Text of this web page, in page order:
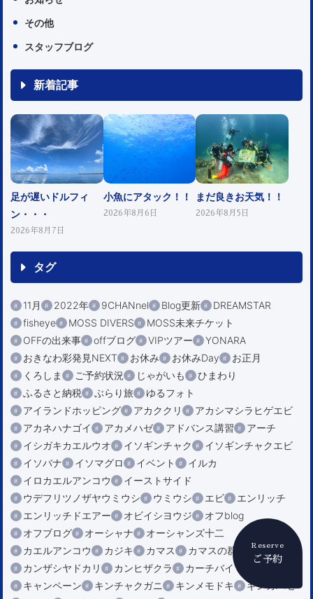
Reserve
ご予約
その他
スタッフブログ
新着記事
足が遅いドルフィ
ン・・・
2026年8月7日
小魚にアタック！！
2026年8月6日
まだ良きお天気！！
2026年8月5日
タグ
11月 2022年 9CHANnel Blog更新
DREAMSTAR
fisheye
MOSS DIVERS
MOSS未来チケット
OFFの出来事
offブログ VIPツアー
YONARA
おきなわ彩発見NEXT
お休み お休みDay
お正月
くろしま
ご予約状況 じゃがいも
ひまわり
ふるさと納税
ぶらり旅
ゆるフォト
アイランドホッピング
アカククリ
アカシマシラヒゲエビ
アカネハナゴイ
アカメハゼ アドバンス講習
アーチ
イシガキカエルウオ
イソギンチャク
イソギンチャクエビ
イソバナ
イソマグロ イベント
イルカ
イロカエルアンコウ
イーストサイド
ウデフリツノザヤウミウシ
ウミウシ エビ
エンリッチ
エンリッチドエアー
オビイシヨウジ
オフblog
オフブログ
オーシャナ
オーシャンズ十二
カエルアンコウ
カジキ カマス カマスの群れ
カメ
カンザシヤドカリ
カンヒザクラ
カーチバイ
キャンペーン
キンチャクガニ キンメモドキ
ギンガハゼ